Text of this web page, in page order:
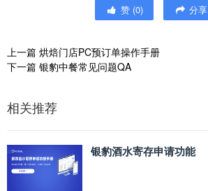
赞 (0) 分享
上一篇 烘焙门店PC预订单操作手册
下一篇 银豹中餐常见问题QA
相关推荐
银豹酒水寄存申请功能